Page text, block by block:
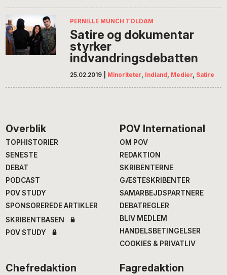
PERNILLE MUNCH TOLDAM
Satire og dokumentar
styrker
indvandringsdebatten
25.02.2019 Minoriteter, Indland , Medier, Satire
Footer
Overblik
TOPHISTORIER
SENESTE
DEBAT
PODCAST
POV STUDY
SPONSOREREDE ARTIKLER
SKRIBENTBASEN
POV STUDY
POV International
OM POV
REDAKTION
SKRIBENTERNE
GÆSTESKRIBENTER
SAMARBEJDSPARTNERE
DEBATREGLER
BLIV MEDLEM
HANDELSBETINGELSER
COOKIES & PRIVATLIV
Chefredaktion Fagredaktion